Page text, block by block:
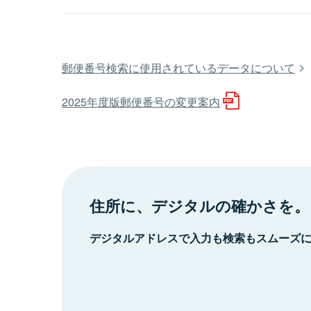
郵便番号検索に使用されているデータについて
2025年度版郵便番号の変更案内
住所に、デジタルの確かさを。
デジタルアドレスで入力も検索もスムーズ